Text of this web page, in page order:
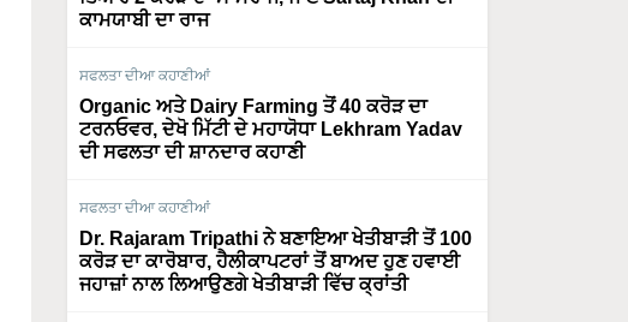
ਕਾਮਯਾਬੀ ਦਾ ਰਾਜ
ਸਫਲਤਾ ਦੀਆ ਕਹਾਣੀਆਂ
Organic ਅਤੇ Dairy Farming ਤੋਂ 40 ਕਰੋੜ ਦਾ
ਟਰਨਓਵਰ, ਦੇਖੋ ਮਿੱਟੀ ਦੇ ਮਹਾਯੋਧਾ Lekhram Yadav
ਦੀ ਸਫਲਤਾ ਦੀ ਸ਼ਾਨਦਾਰ ਕਹਾਣੀ
ਸਫਲਤਾ ਦੀਆ ਕਹਾਣੀਆਂ
Dr. Rajaram Tripathi ਨੇ ਬਣਾਇਆ ਖੇਤੀਬਾੜੀ ਤੋਂ 100
ਕਰੋੜ ਦਾ ਕਾਰੋਬਾਰ, ਹੈਲੀਕਾਪਟਰਾਂ ਤੋਂ ਬਾਅਦ ਹੁਣ ਹਵਾਈ
ਜਹਾਜ਼ਾਂ ਨਾਲ ਲਿਆਉਣਗੇ ਖੇਤੀਬਾੜੀ ਵਿੱਚ ਕ੍ਰਾਂਤੀ